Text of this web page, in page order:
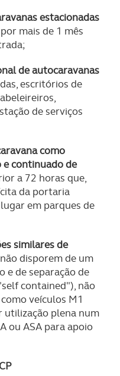
estacionadas
mais de 1 mês
de autocaravanas
escritórios de
de serviços
como
continuado de
a 72 horas que,
da portaria
em parques de
similares de
disporem de um
e de separação de
contained"), não
veículos M1
utilização plena num
ou ASA para apoio